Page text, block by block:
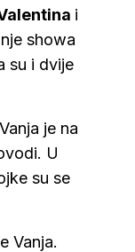
i
showa
su i dvije
je na
U
su se
Vanja.